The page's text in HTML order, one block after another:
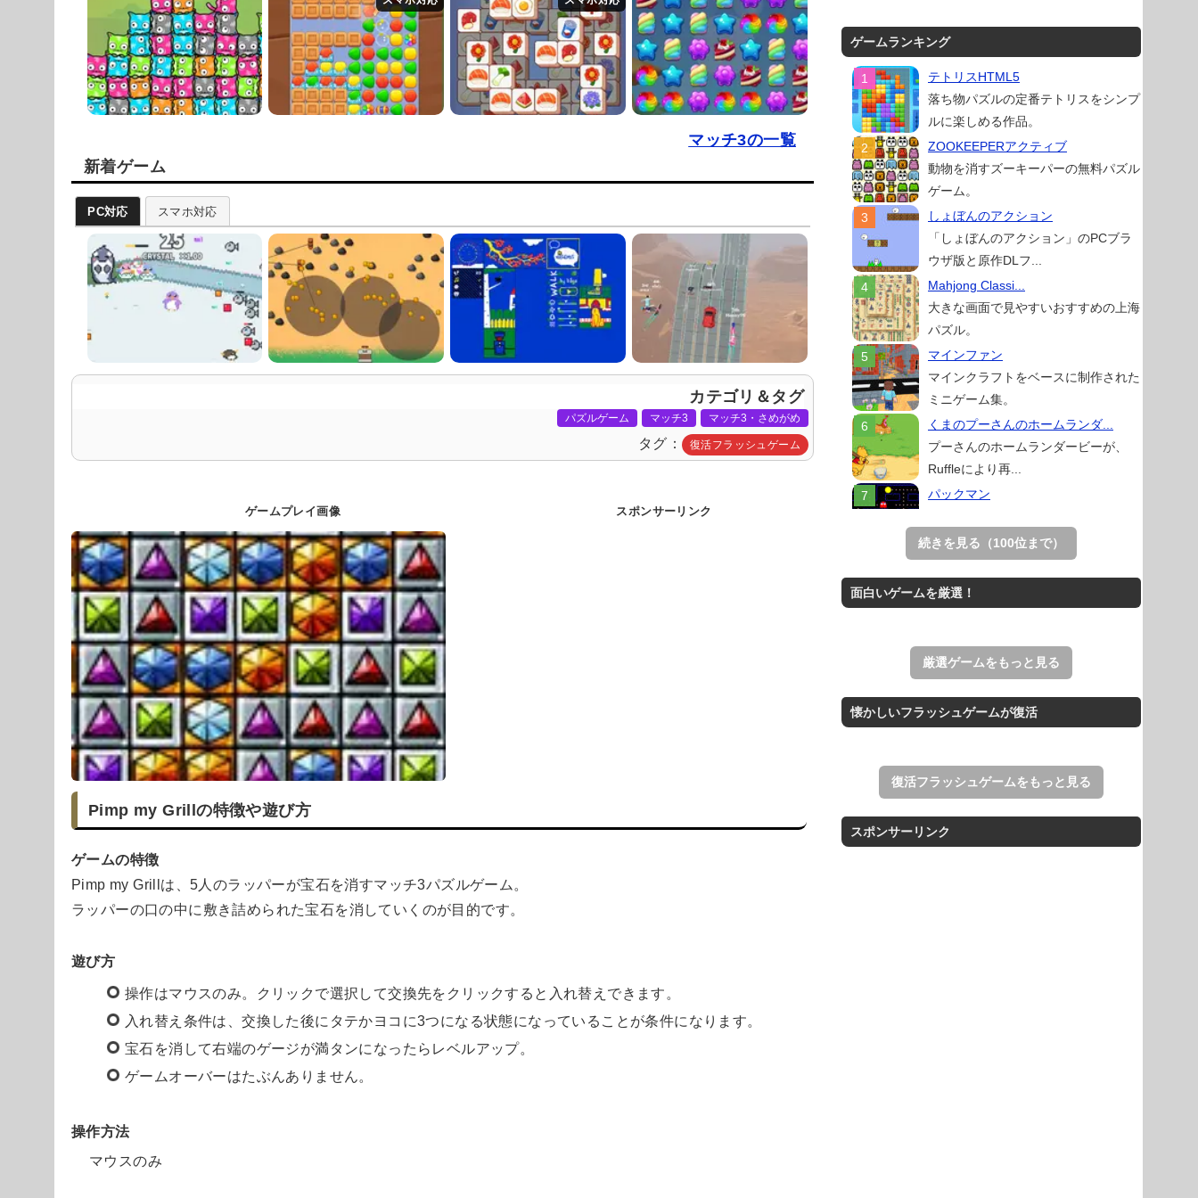
マッチ3の一覧
新着ゲーム
PC対応 スマホ対応
カテゴリ＆タグ
パズルゲーム マッチ3 マッチ3・さめがめ
タグ 復活フラッシュゲーム
ゲームプレイ画像 スポンサーリンク
Pimp my Grillの特徴や遊び方
ゲームの特徴
Pimp my Grillは、5人のラッパーが宝石を消すマッチ3パズルゲーム。
ラッパーの口の中に敷き詰められた宝石を消していくのが目的です。
遊び方
操作はマウスのみ。クリックで選択して交換先をクリックすると入れ替えできます。
入れ替え条件は、交換した後にタテかヨコに3つになる状態になっていることが条件になります。
宝石を消して右端のゲージが満タンになったらレベルアップ。
ゲームオーバーはたぶんありません。
操作方法
マウスのみ
ゲームランキング
テトリスHTML5
落ち物パズルの定番テトリスをシンプ
ルに楽しめる作品。
ZOOKEEPERアクティブ
動物を消すズーキーパーの無料パズル
ゲーム。
しょぼんのアクション
「しょぼんのアクション」のPCブラ
ウザ版と原作DLフ...
Mahjong Classi...
大きな画面で見やすいおすすめの上海
パズル。
マインファン
マインクラフトをベースに制作された
ミニゲーム集。
くまのプーさんのホームランダ...
プーさんのホームランダービーが、
Ruffleにより再...
パックマン
ブラウザゲーム。
スイカゲーム 無料Web版
スイカゲームをスクラッチで再現した
無料Web版。
リアルな麻雀牌を使う18種類の上海
ゲーム。
すべての矢印を画面外へ導くパズルゲ
続きを見る（100位まで）
面白いゲームを厳選！
厳選ゲームをもっと見る
懐かしいフラッシュゲームが復活
復活フラッシュゲームをもっと見る
スポンサーリンク